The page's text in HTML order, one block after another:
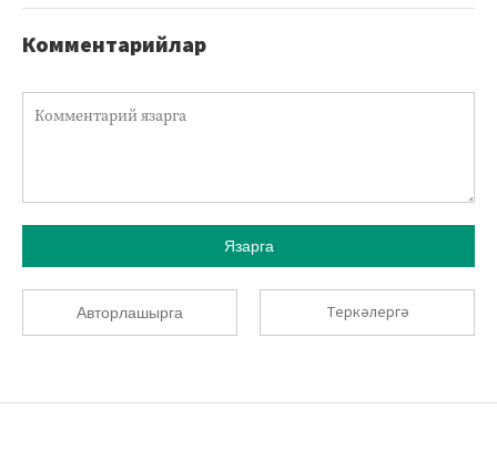
Комментарийлар
Язарга
Авторлашырга Теркәлергә